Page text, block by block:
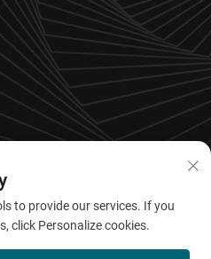
Шандонг
2026 QingDao Jiaobao New
to provide our services. If you
click Personalize cookies.